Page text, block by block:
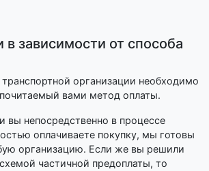
в зависимости от способа
организации необходимо
вами метод оплаты.
вы непосредственно в процессе
оплачиваете покупку, мы готовы
организацию. Если же вы решили
частичной предоплаты, то